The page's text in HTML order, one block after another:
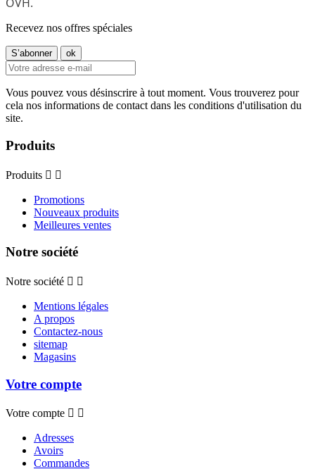
Recevez nos offres spéciales
Vous pouvez vous désinscrire à tout moment. Vous trouverez pour
cela nos informations de contact dans les conditions d'utilisation du
site.
Produits
Produits  
Promotions
Nouveaux produits
Meilleures ventes
Notre société
Notre société  
Mentions légales
A propos
Contactez-nous
sitemap
Magasins
Votre compte
Votre compte  
Adresses
Avoirs
Commandes